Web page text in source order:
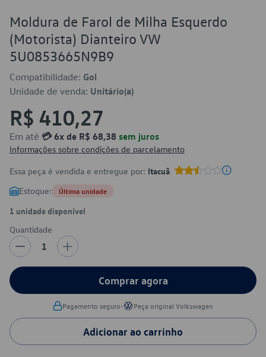
Moldura de Farol de Milha Esquerdo
(Motorista) Dianteiro VW
5U0853665N9B9
Compatibilidade: Gol
Unidade de venda: Unitário(a)
R$ 410,27
Em até 💳 6x de R$ 68,38 sem juros
Informações sobre condições de parcelamento
Essa peça é vendida e entregue por: Itacuã
Estoque: Última unidade
1 unidade disponível
Quantidade
1
Comprar agora
Pagamento seguro• Peça original Volkswagen
Adicionar ao carrinho